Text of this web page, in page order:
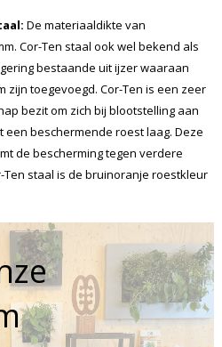
De materiaaldikte van
Cor-Ten staal ook wel bekend als
bestaande uit ijzer waaraan
zijn toegevoegd. Cor-Ten is een zeer
bezit om zich bij blootstelling aan
beschermende roest laag. Deze
de bescherming tegen verdere
staal is de bruinoranje roestkleur